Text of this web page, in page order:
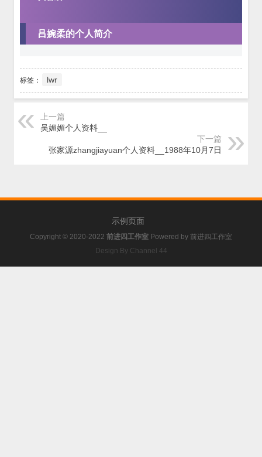
吕婉柔的个人简介
标签： lwr
上一篇
吴媚媚个人资料__
下一篇
张家源zhangjiayuan个人资料__1988年10月7日
示例页面
Copyright © 2020-2022 前进四工作室 Powered by 前进四工作室
Design By Channel 44